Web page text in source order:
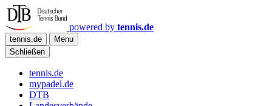
powered by tennis.de
tennis.de
Menu
Schließen
tennis.de
mypadel.de
DTB